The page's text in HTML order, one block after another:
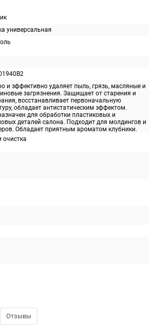
универсальная
и эффективно удаляет пыль, грязь, масляные и
загрязнения. Защищает от старения и
восстанавливает первоначальную
обладает антистатическим эффектом.
для обработки пластиковых и
деталей салона. Подходит для молдингов и
Обладает приятным ароматом клубники.
очистка
Отзывы